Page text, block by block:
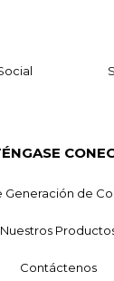
Generación de
Nuestros
Contáctenos